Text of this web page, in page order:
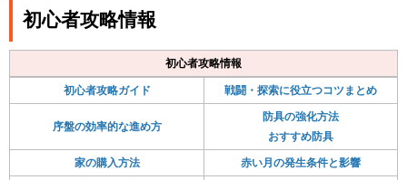
初心者攻略情報
初心者攻略情報
初心者攻略ガイド
戦闘・探索に役立つコツまとめ
序盤の効率的な進め方
防具の強化方法
おすすめ防具
家の購入方法
赤い月の発生条件と影響